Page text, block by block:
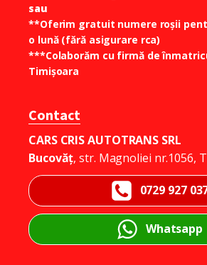
sau
**Oferim gratuit numere roșii
o lună (fără asigurare rca)
***Colaborăm cu firmă de
Timișoara
Contact
CARS CRIS AUTOTRANS SRL
Bucovăț, str. Magnoliei nr.1056,
0729 927
Whatsapp